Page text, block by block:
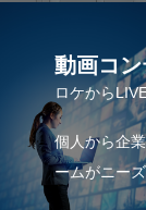
動画コ
ロケから
個人から企
ームがニー